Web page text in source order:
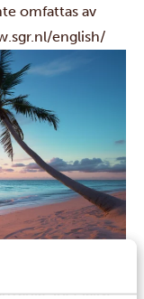
omfattas av
english/
Specialist